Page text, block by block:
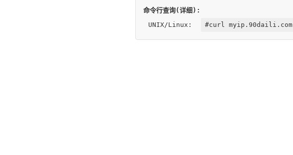
命令行查询(详细):
UNIX/Linux:
#curl myip.90daili.com